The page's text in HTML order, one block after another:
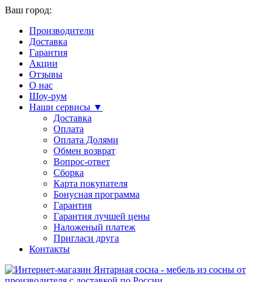
Ваш город:
Производители
Доставка
Гарантия
Акции
Отзывы
О нас
Шоу-рум
Наши сервисы ▼
Доставка
Оплата
Оплата Долями
Обмен возврат
Вопрос-ответ
Сборка
Карта покупателя
Бонусная программа
Гарантия
Гарантия лучшей цены
Наложеный платеж
Пригласи друга
Контакты